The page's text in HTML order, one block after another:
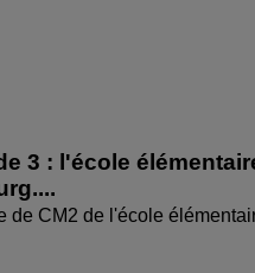
3 : l'école
de CM2 de l'école